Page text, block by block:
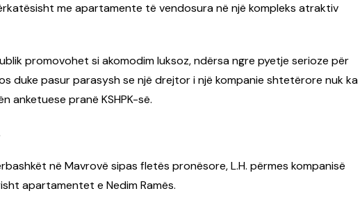
me apartamente të vendosura në një kompleks atraktiv
promovohet si akomodim luksoz, ndërsa ngre pyetje serioze për
duke pasur parasysh se një drejtor i një kompanie shtetërore nuk ka
anketuese pranë KSHPK-së.
në Mavrovë sipas fletës pronësore, L.H. përmes kompanisë
apartamentet e Nedim Ramës.